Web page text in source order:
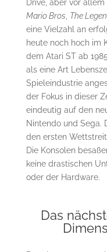
Drive, aber vor
Mario Bros, The
eine Vielzahl an
heute noch hoch im
dem Atari ST ab
als eine Art
Spieleindustrie
der Fokus in dieser
eindeutig auf den
Nintendo und Sega.
den ersten
Die Konsolen
keine drastischen
oder der Hardware.
Das